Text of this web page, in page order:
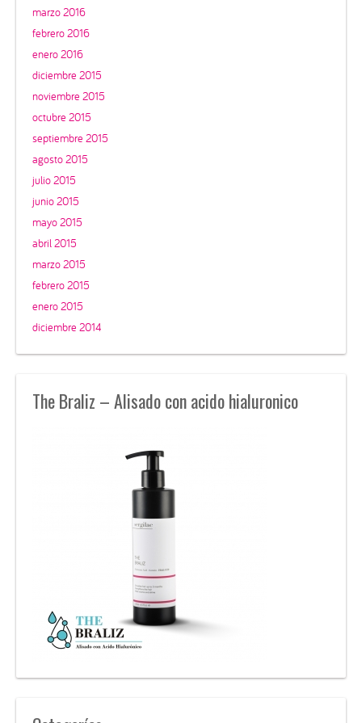
marzo 2016
febrero 2016
enero 2016
diciembre 2015
noviembre 2015
octubre 2015
septiembre 2015
agosto 2015
julio 2015
junio 2015
mayo 2015
abril 2015
marzo 2015
febrero 2015
enero 2015
diciembre 2014
The Braliz – Alisado con acido hialuronico